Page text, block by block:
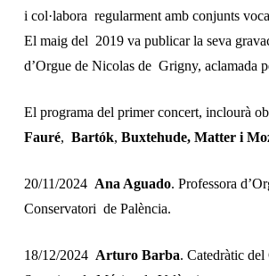
i col·labora regularment amb conjunts
El maig del 2019 va publicar la seva
d’Orgue de Nicolas de Grigny, aclamada
El programa del primer concert, inclourà
Fauré, Bartók, Buxtehude, Matter i
20/11/2024 Ana Aguado. Professora
Conservatori de Palència.
18/12/2024 Arturo Barba. Catedràtic del